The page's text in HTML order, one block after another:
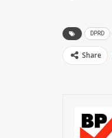
DPRD
Share